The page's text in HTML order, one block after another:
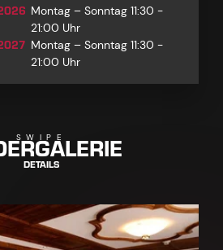
Montag – Sonntag 11:30 -
21:00 Uhr
Montag – Sonntag 11:30 -
21:00 Uhr
SWIPE
DETAILS